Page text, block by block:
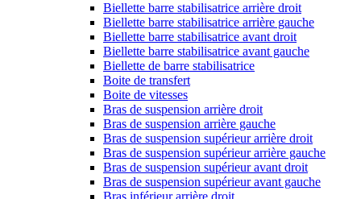
Biellette barre stabilisatrice arrière droit
Biellette barre stabilisatrice arrière gauche
Biellette barre stabilisatrice avant droit
Biellette barre stabilisatrice avant gauche
Biellette de barre stabilisatrice
Boite de transfert
Boite de vitesses
Bras de suspension arrière droit
Bras de suspension arrière gauche
Bras de suspension supérieur arrière droit
Bras de suspension supérieur arrière gauche
Bras de suspension supérieur avant droit
Bras de suspension supérieur avant gauche
Bras inférieur arrière droit